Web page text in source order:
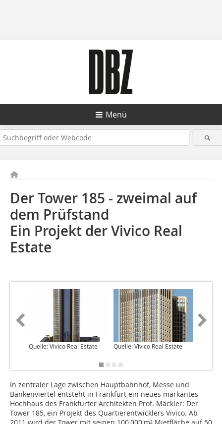
Menü
Der Tower 185 - zweimal auf
dem Prüfstand
Ein Projekt der Vivico Real
Estate
Quelle: Vivico Real Estate Quelle: Vivico Real Estate
In zentraler Lage zwischen Hauptbahnhof, Messe und
Bankenviertel entsteht in Frankfurt ein neues markantes
Hochhaus des Frankfurter Architekten Prof. Mäckler: Der
Tower 185, ein Projekt des Quartierentwicklers Vivico. Ab